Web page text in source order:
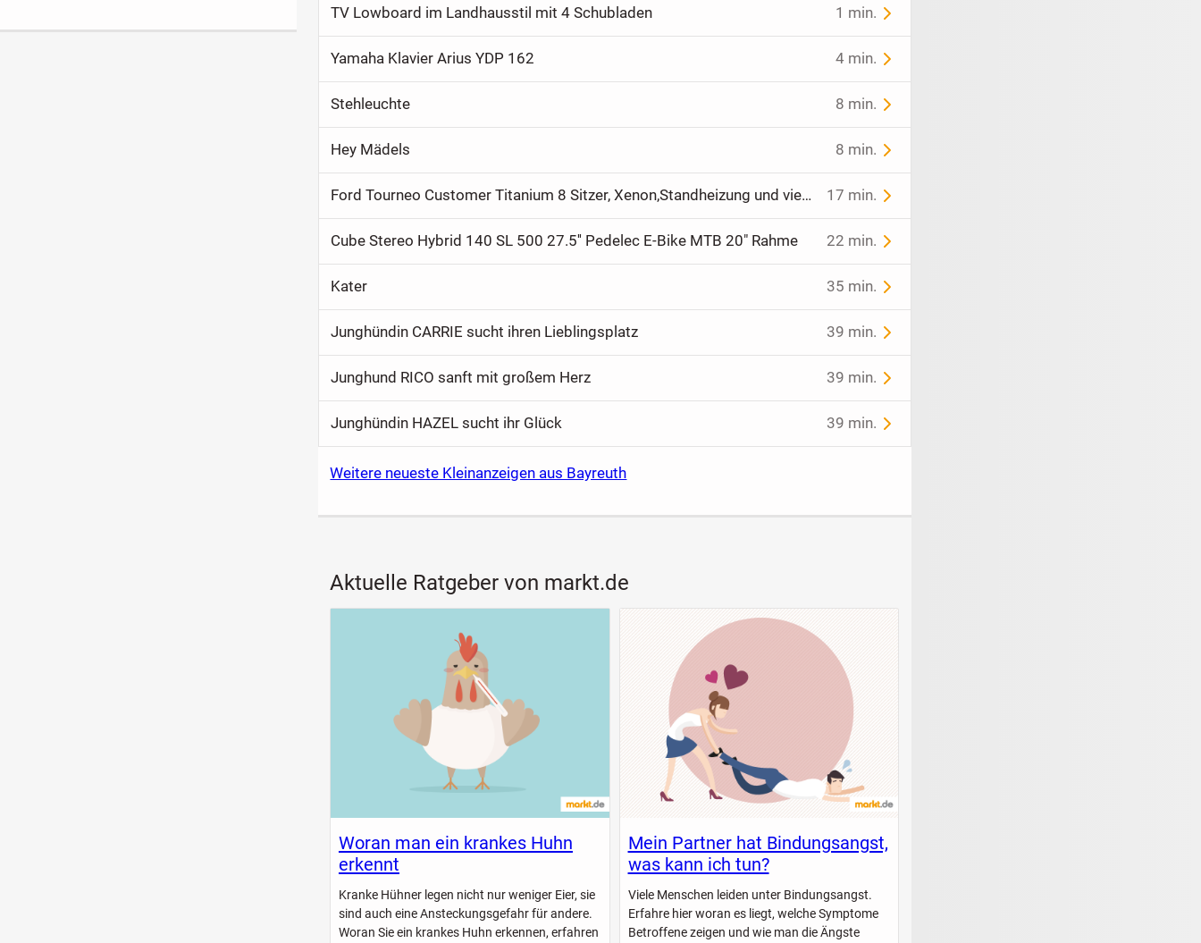
TV Lowboard im Landhausstil mit 4 Schubladen 1 min.
Yamaha Klavier Arius YDP 162 4 min.
Stehleuchte 8 min.
Hey Mädels 8 min.
Ford Tourneo Customer Titanium 8 Sitzer, Xenon,Standheizung und vieles mehr 17 min.
Cube Stereo Hybrid 140 SL 500 27.5'' Pedelec E-Bike MTB 20" Rahme 22 min.
Kater 35 min.
Junghündin CARRIE sucht ihren Lieblingsplatz 39 min.
Junghund RICO sanft mit großem Herz 39 min.
Junghündin HAZEL sucht ihr Glück 39 min.
Weitere neueste Kleinanzeigen aus Bayreuth
Aktuelle Ratgeber von markt.de
Woran man ein krankes Huhn
erkennt
Kranke Hühner legen nicht nur weniger Eier, sie
sind auch eine Ansteckungsgefahr für andere.
Woran Sie ein krankes Huhn erkennen, erfahren
Mein Partner hat Bindungsangst,
was kann ich tun?
Viele Menschen leiden unter Bindungsangst.
Erfahre hier woran es liegt, welche Symptome
Betroffene zeigen und wie man die Ängste